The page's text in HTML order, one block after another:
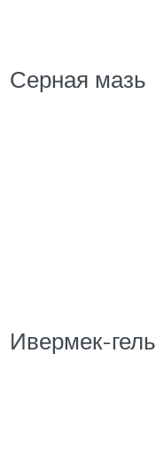
Серная мазь
Ивермек-гель